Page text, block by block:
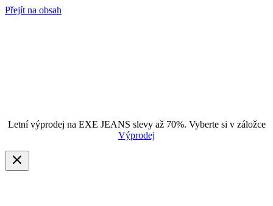
Přejít na obsah
Letní výprodej na EXE JEANS slevy až 70%. Vyberte si v záložce
Výprodej